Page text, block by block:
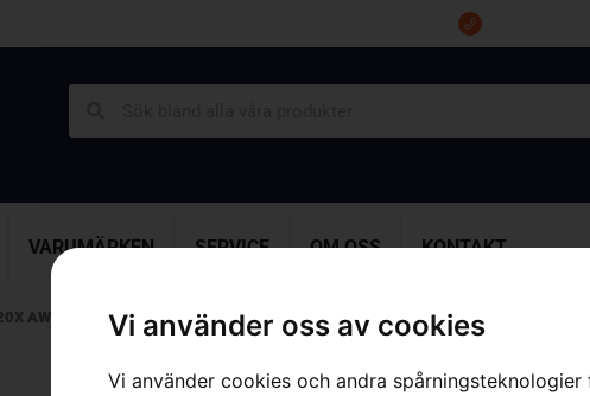
Vi använder oss av cookies
Vi använder cookies och andra
VARUMÄRKEN SERVICE OM OSS KONTAKT
AWD